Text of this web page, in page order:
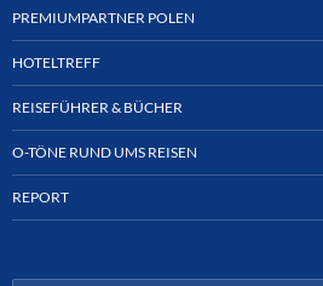
PREMIUMPARTNER POLEN
HOTELTREFF
REISEFÜHRER & BÜCHER
O-TÖNE RUND UMS REISEN
REPORT